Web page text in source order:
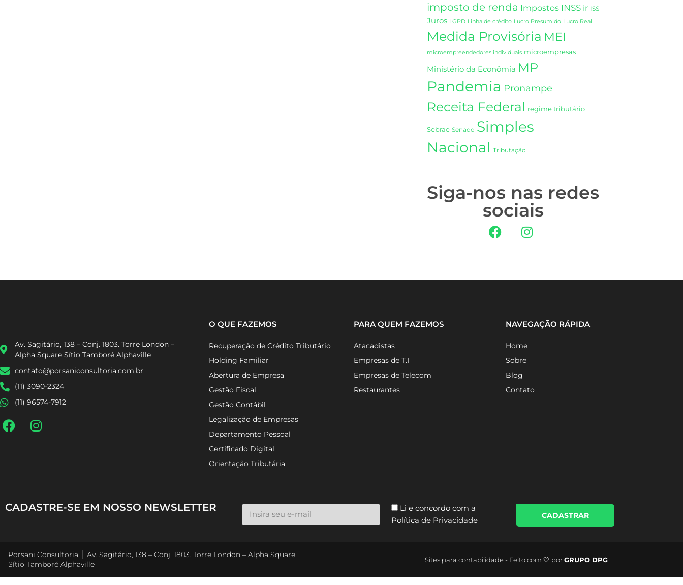
imposto de renda Impostos INSS ir ISS
Juros LGPD Linha de crédito Lucro Presumido Lucro Real
Medida Provisória MEI
microempreendedores individuais microempresas
Ministério da Econômia MP
Pandemia Pronampe
Receita Federal regime tributário
Sebrae Senado Simples
Nacional Tributação
Siga-nos nas redes
sociais
Av. Sagitário, 138 – Conj. 1803. Torre London –
Alpha Square Sítio Tamboré Alphaville
contato@porsaniconsultoria.com.br
(11) 3090-2324
(11) 96574-7912
O QUE FAZEMOS
Recuperação de Crédito Tributário
Holding Familiar
Abertura de Empresa
Gestão Fiscal
Gestão Contábil
Legalização de Empresas
Departamento Pessoal
Certificado Digital
Orientação Tributária
PARA QUEM FAZEMOS
Atacadistas
Empresas de T.I
Empresas de Telecom
Restaurantes
NAVEGAÇÃO RÁPIDA
Home
Sobre
Blog
Contato
CADASTRE-SE EM NOSSO NEWSLETTER
Li e concordo com a
Política de Privacidade
CADASTRAR
Porsani Consultoria │ Av. Sagitário, 138 – Conj. 1803. Torre London – Alpha Square
Sítio Tamboré Alphaville
Sites para contabilidade - Feito com 🤍 porGRUPO DPG